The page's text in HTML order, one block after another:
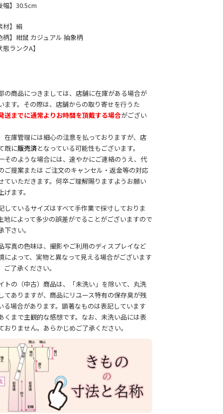
幅】30.5cm
材】絹
柄】紺鼠 カジュアル 抽象柄
態ランクA】
の商品につきましては、店舗に在庫がある場合が
ます。その際は、店舗からの取り寄せを行うた
送までに通常よりお時間を頂戴する場合がござい
在庫管理には細心の注意を払っておりますが、店
既に販売済となっている可能性もございます。
そのような場合には、速やかにご連絡のうえ、代
ご提案または ご注文のキャンセル・返金等の対応
ていただきます。何卒ご理解賜りますようお願い
げます。
ているサイズはすべて手作業で採寸しておりま
地によって多少の誤差がでることがございますので
下さい。
写真の色味は、撮影やご利用のディスプレイなど
によって、実物と異なって見える場合がございます
ご了承ください。
トの（中古）商品は、「未洗い」を除いて、丸洗
てありますが、商品にリユース特有の保存臭が残
る場合があります。顕著なものは表記しています
くまで主観的な感想です。なお、未洗い品には表
おりません。あらかじめご了承ください。